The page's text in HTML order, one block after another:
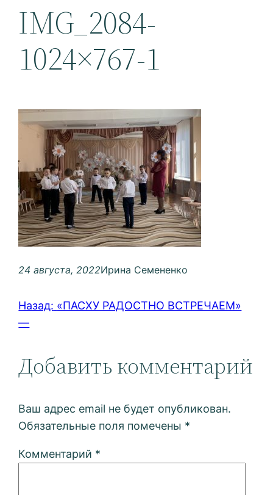
IMG_2084-
1024×767-1
24 августа, 2022Ирина Семененко
Назад: «ПАСХУ РАДОСТНО ВСТРЕЧАЕМ»
—
Добавить комментарий
Ваш адрес email не будет опубликован.
Обязательные поля помечены *
Комментарий *